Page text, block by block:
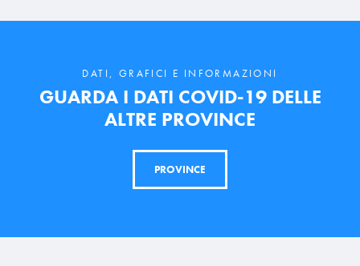
DATI, GRAFICI E INFORMAZIONI
GUARDA I DATI COVID-19 DELLE
ALTRE PROVINCE
PROVINCE